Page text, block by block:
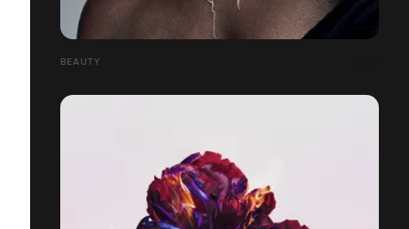
BEAUTY